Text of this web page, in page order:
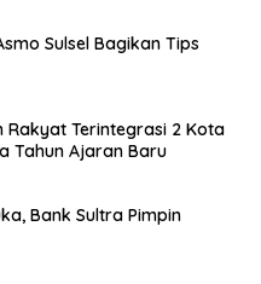
Sulsel Bagikan Tips
Rakyat Terintegrasi 2 Kota
Tahun Ajaran Baru
Bank Sultra Pimpin